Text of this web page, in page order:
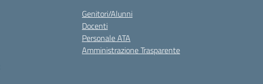
Genitori/Alunni
Docenti
Personale ATA
Amministrazione Trasparente